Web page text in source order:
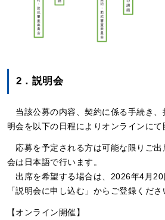
2．説明会
当該公募の内容、契約に係る手続き
明会を以下の日程によりオンラインにて
応募を予定される方は可能な限りご
会は日本語で行います。
出席を希望する場合は、2026年4月
「説明会に申し込む」からご登録くださ
【オンライン開催】